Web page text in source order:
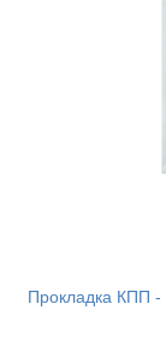
Прокладка КПП -